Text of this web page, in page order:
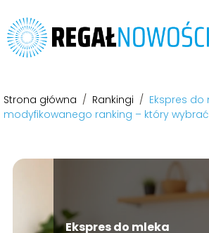
Strona główna / Rankingi / Ekspres do
modyfikowanego ranking – który
Ekspres do mleka